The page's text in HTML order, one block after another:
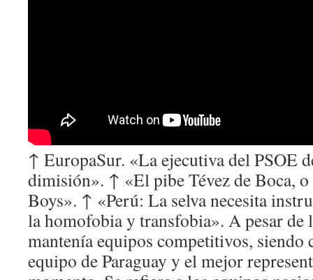
↑ EuropaSur. «La ejecutiva del PSOE
dimisión». ↑ «El pibe Tévez de Boca,
Boys». ↑ «Perú: La selva necesita
la homofobia y transfobia». A pesar de
mantenía equipos competitivos, siendo
equipo de Paraguay y el mejor